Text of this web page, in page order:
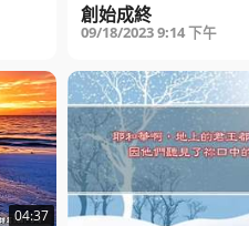
創始成終
09/18/20239:14 下午
04:37